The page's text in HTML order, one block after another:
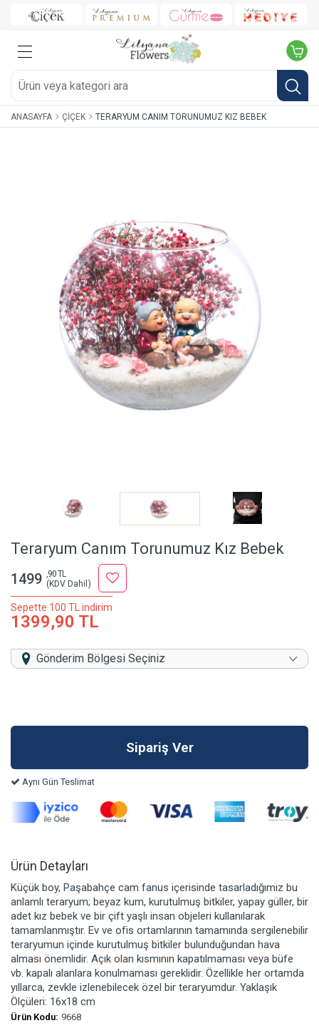
ANASAYFA ÇIÇEK TERARYUM CANIM TORUNUMUZ KIZ BEBEK
Teraryum Canım Torunumuz Kız Bebek
1499 ,90 TL
(KDV Dahil)
Sepette 100 TL indirim
1399,90 TL
Gönderim Bölgesi Seçiniz
Aynı Gün Teslimat
Ürün Detayları
Küçük boy, Paşabahçe cam fanus içerisinde tasarladığımız bu
anlamlı teraryum; beyaz kum, kurutulmuş bitkiler, yapay güller, bir
adet kız bebek ve bir çift yaşlı insan objeleri kullanılarak
tamamlanmıştır. Ev ve ofis ortamlarının tamamında sergilenebilir
teraryumun içinde kurutulmuş bitkiler bulunduğundan hava
alması önemlidir. Açık olan kısmının kapatılmaması veya büfe
vb. kapalı alanlara konulmaması gereklidir. Özellikle her ortamda
yıllarca, zevkle izlenebilecek özel bir teraryumdur. Yaklaşık
Ölçüleri: 16x18 cm
Ürün Kodu: 9668